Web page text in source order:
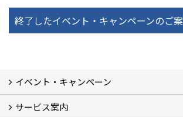
終了したイベント・キャンペーンのご
イベント・キャンペーン
最新のイベント・キャンペーン情報
過去のイベント・キャンペーン
サービス案内